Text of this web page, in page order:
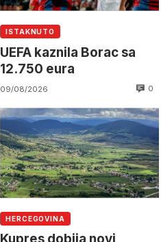
ISTAKNUTO
UEFA kaznila Borac sa
12.750 eura
09/08/2026 0
HERCEGOVINA